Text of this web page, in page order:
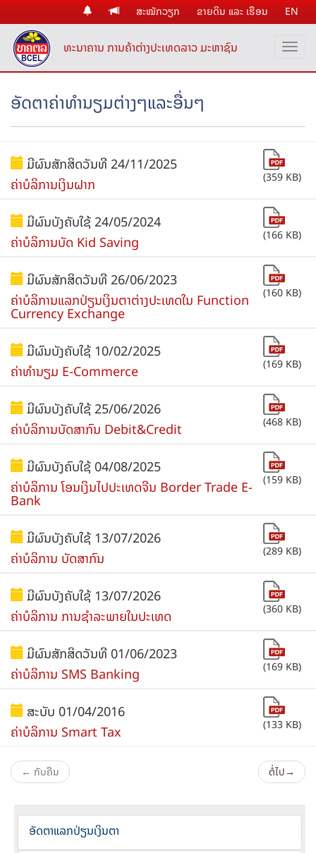
ສະໝັກວຽກ ຂາຍດິນ ແລະ ເຮືອນ EN
ທະນາຄານ ການຄ້າຕ່າງປະເທດລາວ ມະຫາຊົນ
ອັດຕາຄ່າທຳນຽມຕ່າງໆແລະອື່ນໆ
ມີຜົນສັກສິດວັນທີ 24/11/2025
ຄ່າບໍລິການເງິນຝາກ
(359 KB)
ມີຜົນບັງຄັບໃຊ້ 24/05/2024
ຄ່າບໍລິການບັດ Kid Saving
(166 KB)
ມີຜົນສັກສິດວັນທີ 26/06/2023
ຄ່າບໍລິການແລກປ່ຽນເງິນຕາຕ່າງປະເທດໃນ Function
Currency Exchange
(160 KB)
ມີຜົນບັງຄັບໃຊ້ 10/02/2025
ຄ່າທໍານຽມ E-Commerce
(169 KB)
ມີຜົນບັງຄັບໃຊ້ 25/06/2026
ຄ່າບໍລິການບັດສາກົນ Debit&Credit
(468 KB)
ມີຜົນບັງຄົບໃຊ້ 04/08/2025
ຄ່າບໍລິການ ໂອນເງິນໄປປະເທດຈີນ Border Trade E-
Bank
(159 KB)
ມີຜົນບັງຄັບໃຊ້ 13/07/2026
ຄ່າບໍລິການ ບັດສາກົນ
(289 KB)
ມີຜົນບັງຄັບໃຊ້ 13/07/2026
ຄ່າບໍລິການ ການຊຳລະພາຍໃນປະເທດ
(360 KB)
ມີຜົນສັກສິດວັນທີ 01/06/2023
ຄ່າບໍລິການ SMS Banking
(169 KB)
ສະບັບ 01/04/2016
ຄ່າບໍລິການ Smart Tax
(133 KB)
← ກັບຄືນ ຕໍ່ໄປ→
ອັດຕາແລກປ່ຽນເງິນຕາ